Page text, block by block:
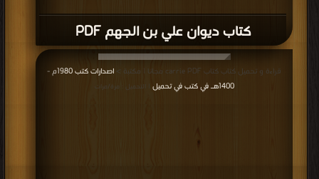
كتاب ديوان علي بن الجهم PDF
قراءة و تحميل كتاب كتاب carrie PDF مجانا | مكتبة >
اصدارات كتب 1980م -
1400هـ في كتب في تحميل
| التحميل : مرة/مرات